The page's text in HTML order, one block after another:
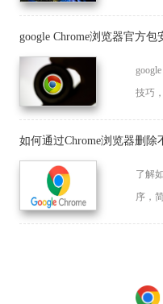
google Chrome浏览器官方
技巧
如何通过Chrome浏览器删除
了解
序，